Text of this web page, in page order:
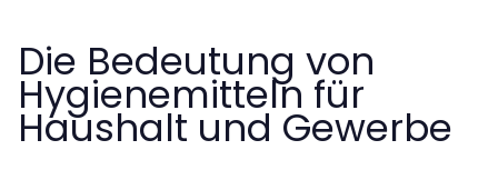
Die Bedeutung von
Hygienemitteln für
Haushalt und Gewerbe